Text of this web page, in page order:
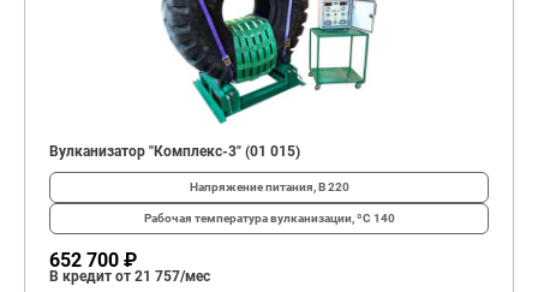
Вулканизатор "Комплекс-3" (01 015)
Напряжение питания, В220
Рабочая температура вулканизации, ºС 140
652 700 ₽
В кредит от 21 757/мес